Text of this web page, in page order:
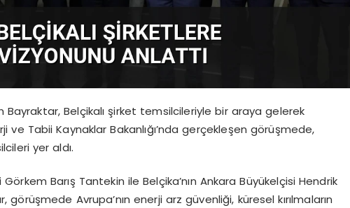
Bayraktar, Belçikalı şirket temsilcileriyle bir araya gelerek
ve Tabii Kaynaklar Bakanlığı’nda gerçekleşen görüşmede,
yer aldı.
Barış Tantekin ile Belçika’nın Ankara Büyükelçisi Hendrik
Avrupa’nın enerji arz güvenliği, küresel kırılmaların